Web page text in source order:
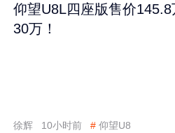
仰望U8L四座版售价
30万！
徐辉 10小时前 # 仰望U8